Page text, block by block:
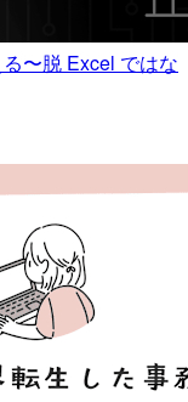
〜脱 Excel ではな